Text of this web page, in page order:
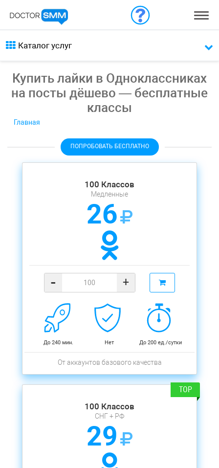
Каталог услуг
Купить лайки в Одноклассниках
на посты дёшево — бесплатные
классы
Главная
ПОПРОБОВАТЬ БЕСПЛАТНО
100 Классов
Медленные
26
- +
До 240 мин. Нет До 200 ед./сутки
От аккаунтов базового качества
100 Классов
СНГ + РФ
29